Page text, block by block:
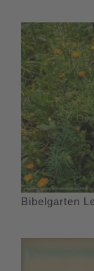
Bibelgarten